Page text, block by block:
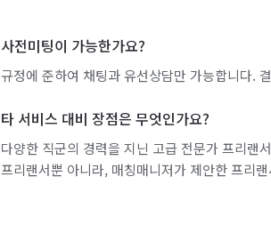
사전미팅이 가능한가요?
규정에 준하여 채팅과 유선상담만 가능합니다.
타 서비스 대비 장점은 무엇인가요?
다양한 직군의 경력을 지닌 고급 전문가 프리랜
프리랜서뿐 아니라, 매칭매니저가 제안한 프리